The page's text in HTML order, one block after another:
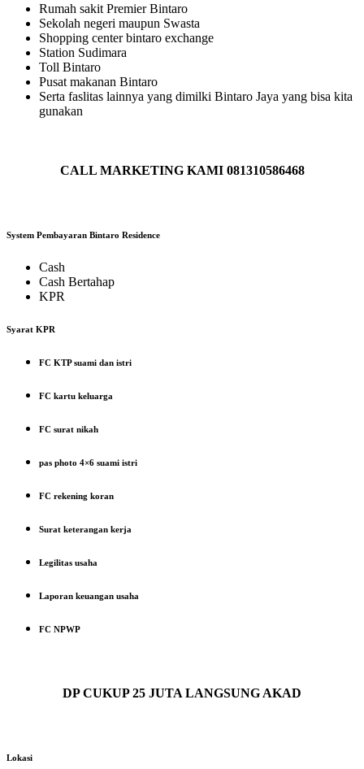
Rumah sakit Premier Bintaro
Sekolah negeri maupun Swasta
Shopping center bintaro exchange
Station Sudimara
Toll Bintaro
Pusat makanan Bintaro
Serta faslitas lainnya yang dimilki Bintaro Jaya yang bisa kita
gunakan
CALL MARKETING KAMI 081310586468
System Pembayaran Bintaro Residence
Cash
Cash Bertahap
KPR
Syarat KPR
FC KTP suami dan istri
FC kartu keluarga
FC surat nikah
pas photo 4×6 suami istri
FC rekening koran
Surat keterangan kerja
Legilitas usaha
Laporan keuangan usaha
FC NPWP
DP CUKUP 25 JUTA LANGSUNG AKAD
Lokasi